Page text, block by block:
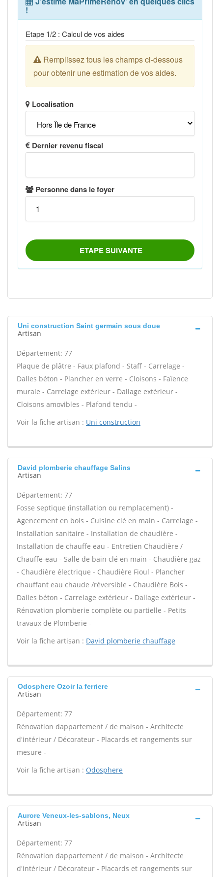
Uni construction Saint germain sous doue
Artisan
Département: 77
Plaque de plâtre - Faux plafond - Staff - Carrelage -
Dalles béton - Plancher en verre - Cloisons - Faïence
murale - Carrelage extérieur - Dallage extérieur -
Cloisons amovibles - Plafond tendu -
Voir la fiche artisan : Uni construction
David plomberie chauffage Salins
Artisan
Département: 77
Fosse septique (installation ou remplacement) -
Agencement en bois - Cuisine clé en main - Carrelage -
Installation sanitaire - Installation de chaudière -
Installation de chauffe eau - Entretien Chaudière /
Chauffe-eau - Salle de bain clé en main - Chaudière gaz
- Chaudière électrique - Chaudière Fioul - Plancher
chauffant eau chaude /réversible - Chaudière Bois -
Dalles béton - Carrelage extérieur - Dallage extérieur -
Rénovation plomberie complète ou partielle - Petits
travaux de Plomberie -
Voir la fiche artisan : David plomberie chauffage
Odosphere Ozoir la ferriere
Artisan
Département: 77
Rénovation dappartement / de maison - Architecte
d'intérieur / Décorateur - Placards et rangements sur
mesure -
Voir la fiche artisan : Odosphere
Aurore Veneux-les-sablons, Neux
Artisan
Département: 77
Rénovation dappartement / de maison - Architecte
d'intérieur / Décorateur - Placards et rangements sur